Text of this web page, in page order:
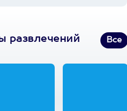
развлечений Все